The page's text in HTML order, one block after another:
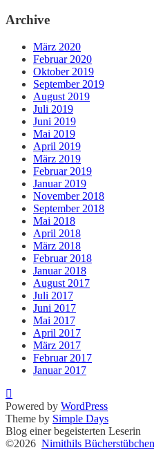
Archive
März 2020
Februar 2020
Oktober 2019
September 2019
August 2019
Juli 2019
Juni 2019
Mai 2019
April 2019
März 2019
Februar 2019
Januar 2019
November 2018
September 2018
Mai 2018
April 2018
März 2018
Februar 2018
Januar 2018
August 2017
Juli 2017
Juni 2017
Mai 2017
April 2017
März 2017
Februar 2017
Januar 2017
Powered by WordPress
Theme by Simple Days
Blog einer begeisterten Leserin
©2026 Nimithils Bücherstübchen